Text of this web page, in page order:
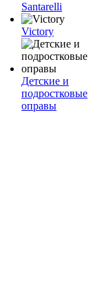
Santarelli
Victory
Детские и
подростковые
оправы